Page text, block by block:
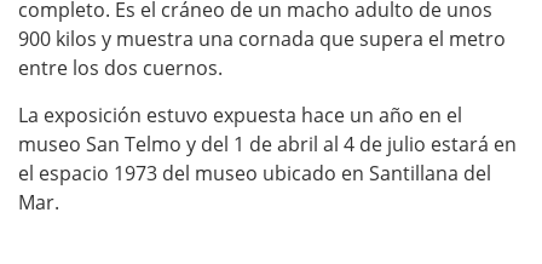
completo. Es el cráneo de un macho adulto de unos
900 kilos y muestra una cornada que supera el metro
entre los dos cuernos.
La exposición estuvo expuesta hace un año en el
museo San Telmo y del 1 de abril al 4 de julio estará en
el espacio 1973 del museo ubicado en Santillana del
Mar.